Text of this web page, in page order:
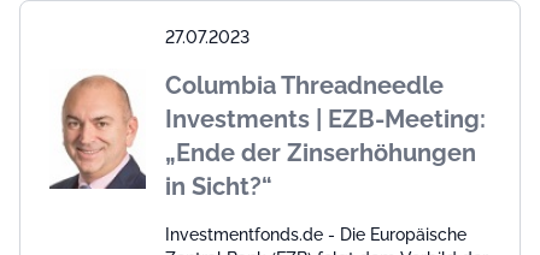
27.07.2023
Columbia Threadneedle
Investments | EZB-Meeting:
„Ende der Zinserhöhungen
in Sicht?“
Investmentfonds.de - Die Europäische